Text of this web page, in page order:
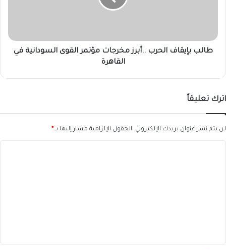
في
القاهرة
طالب بإيقاف الحرب ..أبرز مخرجات مؤتمر القوى السودانية في
القاهرة
اترك تعليقاً
لن يتم نشر عنوان بريدك الإلكتروني. الحقول الإلزامية مشار إليها بـ *